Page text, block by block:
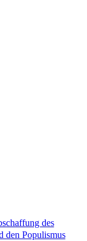
des
den Populismus